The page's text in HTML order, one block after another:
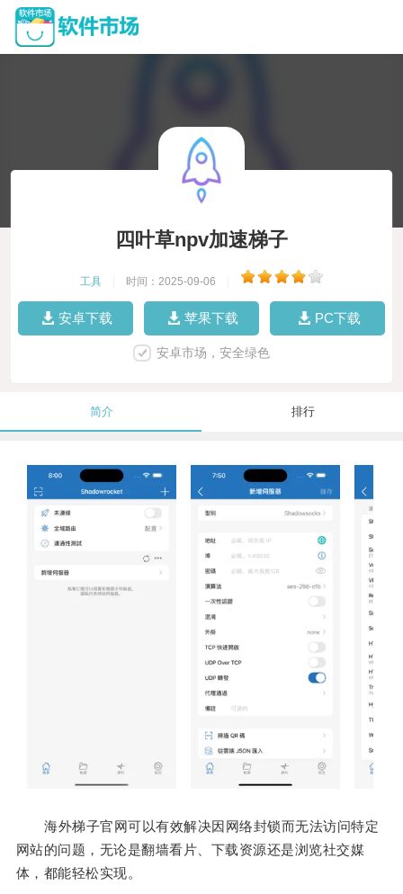
四叶草npv加速梯子
工具 时间：2025-09-06
安卓下载 苹果下载 PC下载
安卓市场，安全绿色
简介 排行
海外梯子官网可以有效解决因网络封锁而无法访问特定
网站的问题，无论是翻墙看片、下载资源还是浏览社交媒
体，都能轻松实现。